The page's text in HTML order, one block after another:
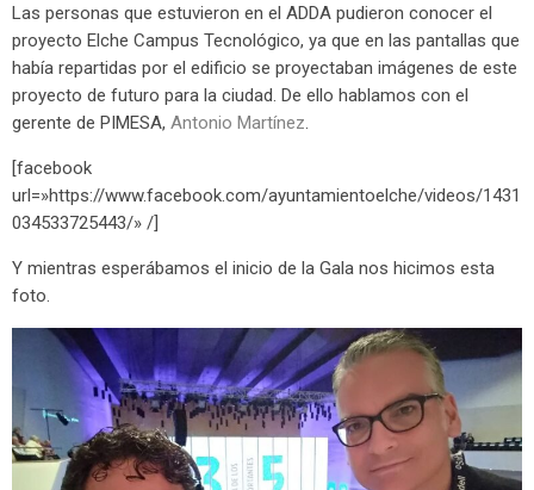
Las personas que estuvieron en el ADDA pudieron conocer el
proyecto Elche Campus Tecnológico, ya que en las pantallas que
había repartidas por el edificio se proyectaban imágenes de este
proyecto de futuro para la ciudad. De ello hablamos con el
gerente de PIMESA, Antonio Martínez
[facebook
url=»https://www.facebook.com/ayuntamientoelche/videos/1431
034533725443/» /]
Y mientras esperábamos el inicio de la Gala nos hicimos esta
foto.